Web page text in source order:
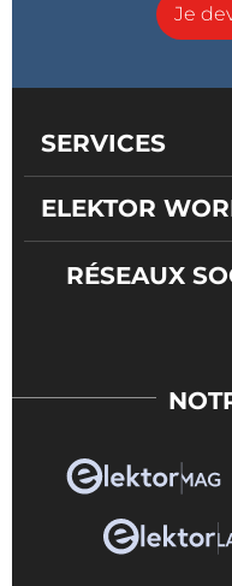
Je
SERVICES
ELEKTOR
RÉSEAUX